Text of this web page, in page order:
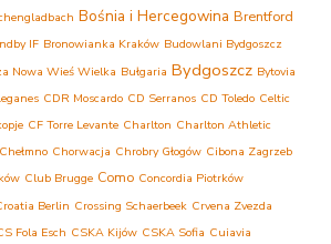
Bośnia i Hercegowina Brentford
IF Bronowianka Kraków Budowlani Bydgoszcz
Nowa Wieś Wielka Bułgaria Bydgoszcz Bytovia
CDR Moscardo CD Serranos CD Toledo Celtic
CF Torre Levante Charlton Charlton Athletic
Chorwacja Chrobry Głogów Cibona Zagrzeb
Club Brugge Como Concordia Piotrków
Berlin Crossing Schaerbeek Crvena Zvezda
Fola Esch CSKA Kijów CSKA Sofia Cuiavia